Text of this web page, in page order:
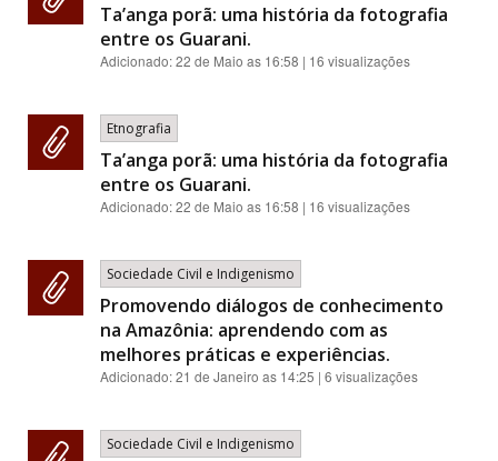
Ta’anga porã: uma história da fotografia
entre os Guarani.
Adicionado:22 de Maio as 16:58 | 16 visualizações
Etnografia
Ta’anga porã: uma história da fotografia
entre os Guarani.
Adicionado:22 de Maio as 16:58 | 16 visualizações
Sociedade Civil e Indigenismo
Promovendo diálogos de conhecimento
na Amazônia: aprendendo com as
melhores práticas e experiências.
Adicionado:21 de Janeiro as 14:25 | 6 visualizações
Sociedade Civil e Indigenismo